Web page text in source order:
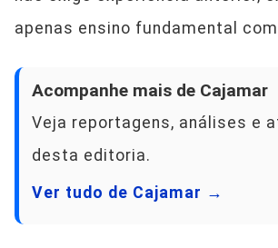
apenas ensino fundamental
Acompanhe mais de Cajamar
Veja reportagens, análises e
desta editoria.
Ver tudo de Cajamar →